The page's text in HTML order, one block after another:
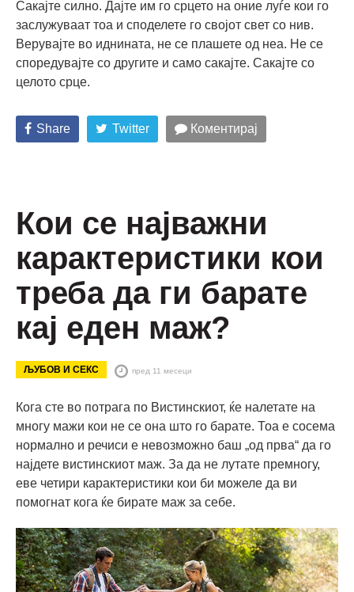
Сакајте силно. Дајте им го срцето на оние луѓе кои го
заслужуваат тоа и споделете го својот свет со нив.
Верувајте во иднината, не се плашете од неа. Не се
споредувајте со другите и само сакајте. Сакајте со
целото срце.
Share Twitter Коментирај
Кои се најважни
карактеристики кои
треба да ги барате
кај еден маж?
ЉУБОВ И СЕКС пред 11 месеци
Кога сте во потрага по Вистинскиот, ќе налетате на
многу мажи кои не се она што го барате. Тоа е сосема
нормално и речиси е невозможно баш „од прва“ да го
најдете вистинскиот маж. За да не лутате премногу,
еве четири карактеристики кои би можеле да ви
помогнат кога ќе бирате маж за себе.